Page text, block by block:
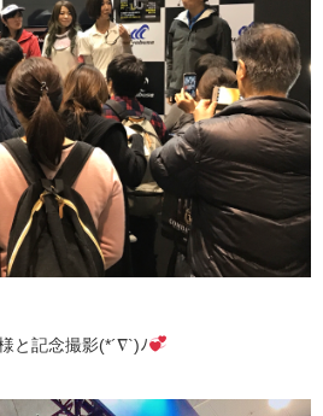
と記念撮影(*´∇`)ﾉ